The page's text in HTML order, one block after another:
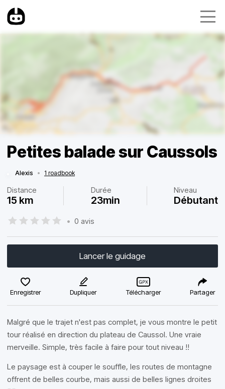
Petites balade sur Caussols
Alexis • 1 roadbook
Distance
15 km
Durée
23min
Niveau
Débutant
• 0 avis
Lancer le guidage
Enregistrer Dupliquer Télécharger Partager
Malgré que le trajet n'est pas complet, je vous montre le petit
tour réalisé en direction du plateau de Caussol. Une vraie
merveille. Simple, très facile à faire pour tout niveau !!
Le paysage est à couper le souffle, les routes de montagne
offrent de belles courbe, mais aussi de belles lignes droites